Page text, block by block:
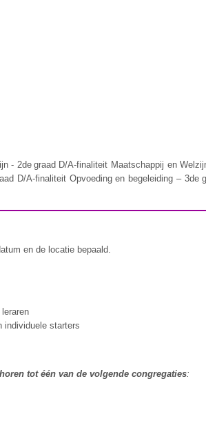
2de graad D/A-finaliteit Maatschappij en
D/A-finaliteit Opvoeding en begeleiding – 3de
en de locatie bepaald.
individuele starters
tot één van de volgende congregaties: